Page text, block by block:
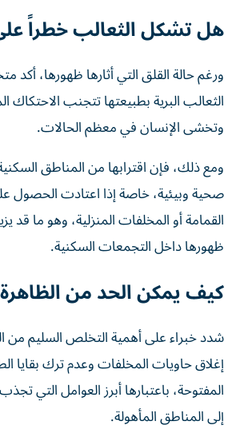
هل تشكل الثعالب خطراً
ورغم حالة القلق التي أثارها ظهورها،
الثعالب البرية بطبيعتها تتجنب الاحتكاك
وتخشى الإنسان في معظم الحالات.
ومع ذلك، فإن اقترابها من المناطق
صحية وبيئية، خاصة إذا اعتادت الحصول
القمامة أو المخلفات المنزلية، وهو ما قد
ظهورها داخل التجمعات السكنية.
كيف يمكن الحد من
شدد خبراء على أهمية التخلص السليم من
إغلاق حاويات المخلفات وعدم ترك بقايا
المفتوحة، باعتبارها أبرز العوامل التي
إلى المناطق المأهولة.